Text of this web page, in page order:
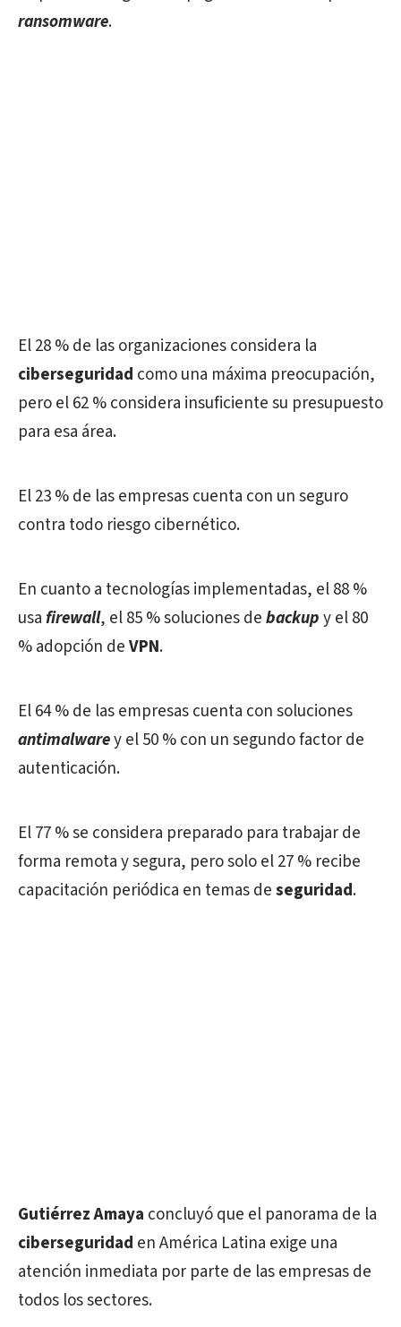
ransomware.
El 28 % de las organizaciones considera la
ciberseguridad como una máxima preocupación,
pero el 62 % considera insuficiente su presupuesto
para esa área.
El 23 % de las empresas cuenta con un seguro
contra todo riesgo cibernético.
En cuanto a tecnologías implementadas, el 88 %
usafirewall, el 85 % soluciones debackupy el 80
% adopción deVPN.
El 64 % de las empresas cuenta con soluciones
antimalwarey el 50 % con un segundo factor de
autenticación.
El 77 % se considera preparado para trabajar de
forma remota y segura, pero solo el 27 % recibe
capacitación periódica en temas deseguridad.
Gutiérrez Amaya concluyó que el panorama de la
ciberseguridad en América Latina exige una
atención inmediata por parte de las empresas de
todos los sectores.